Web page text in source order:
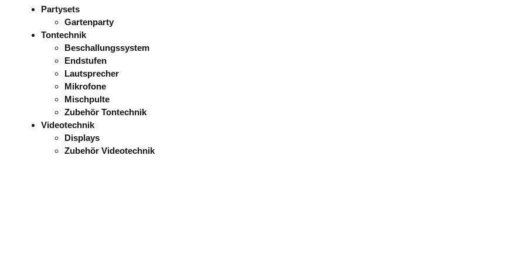
Partysets
Gartenparty
Tontechnik
Beschallungssystem
Endstufen
Lautsprecher
Mikrofone
Mischpulte
Zubehör Tontechnik
Videotechnik
Displays
Zubehör Videotechnik